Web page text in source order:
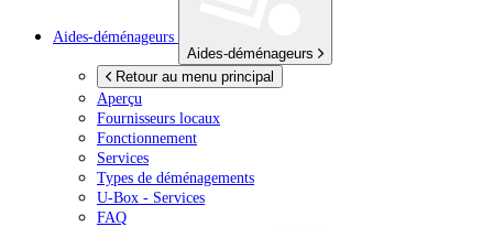
Aides-déménageurs
Aides-déménageurs
Retour au menu principal
Aperçu
Fournisseurs locaux
Fonctionnement
Services
Types de déménagements
U-Box - Services
FAQ